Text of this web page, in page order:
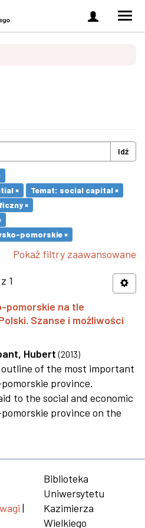
Zaloguj
się
Idź
×
Temat: social capital ×
×
pomorskie ×
Pokaż filtry zaawansowane
1
pomorskie na tle
Szanse i możliwości
Hubert (2013)
of the most important
province.
to the social and economic
province on the
|
Biblioteka
Uniwersytetu
Kazimierza
Wielkiego